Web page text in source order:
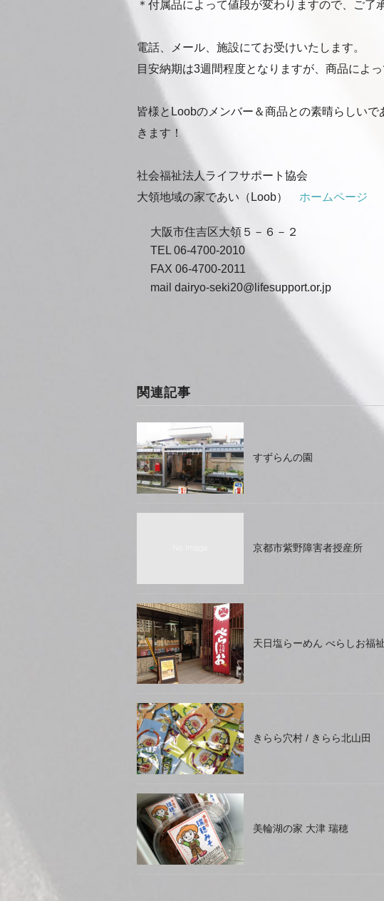
＊付属品によって値段が変わりますので、ご了
電話、メール、施設にてお受けいたします。
目安納期は3週間程度となりますが、商品によ
皆様とLoobのメンバー＆商品との素晴らしい
きます！
社会福祉法人ライフサポート協会
大領地域の家であい（Loob） ホームページ
大阪市住吉区大領５－６－２
TEL 06-4700-2010
FAX 06-4700-2011
mail dairyo-seki20@lifesupport.or.jp
関連記事
すずらんの園
京都市紫野障害者授産所
天日塩らーめん べらしお福
きらら穴村 / きらら北山田
美輪湖の家 大津 瑞穂